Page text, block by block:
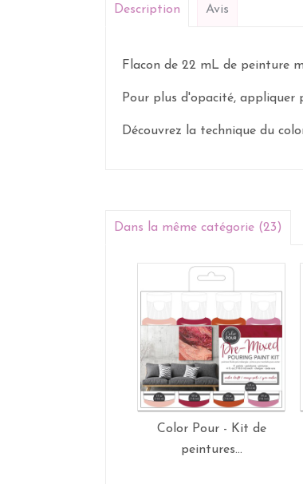
Description Avis
Flacon de 22 mL de peinture
Pour plus d'opacité, appliquer
Découvrez la technique du
Dans la même catégorie (23)
Color Pour - Kit de
peintures...